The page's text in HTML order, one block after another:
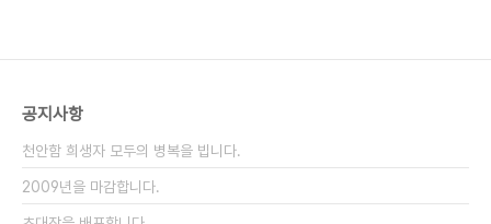
이 하는군요. 이런식으로 놀다보면 당연히 각종 사고
에도 그렇듣이 사망이라는 극단적인 결과도 심심치
않게 벌..
공지사항
천안함 희생자 모두의 병복을 빕니다.
2009년을 마감합니다.